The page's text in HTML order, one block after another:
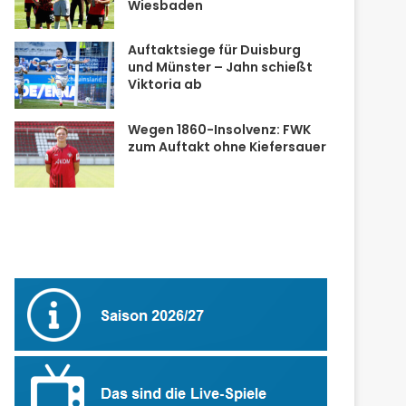
Wiesbaden
Auftaktsiege für Duisburg
und Münster – Jahn schießt
Viktoria ab
Wegen 1860-Insolvenz: FWK
zum Auftakt ohne Kiefersauer